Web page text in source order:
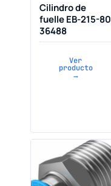
Cilindro de
fuelle EB-215-80
36488
Ver
producto
→